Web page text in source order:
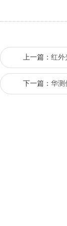
上一篇： 红外
下一篇： 华测